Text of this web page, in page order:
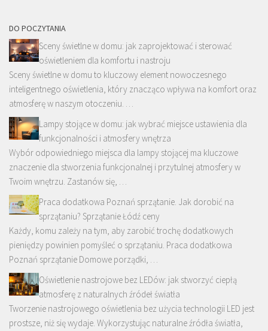
DO POCZYTANIA
Sceny świetlne w domu: jak zaprojektować i sterować
oświetleniem dla komfortu i nastroju
Sceny świetlne w domu to kluczowy element nowoczesnego
inteligentnego oświetlenia, który znacząco wpływa na komfort oraz
atmosferę w naszym otoczeniu. …
Lampy stojące w domu: jak wybrać miejsce ustawienia dla
funkcjonalności i atmosfery wnętrza
Wybór odpowiedniego miejsca dla lampy stojącej ma kluczowe
znaczenie dla stworzenia funkcjonalnej i przytulnej atmosfery w
Twoim wnętrzu. Zastanów się, …
Praca dodatkowa Poznań sprzątanie. Jak dorobić na
sprzątaniu? Sprzątanie Łódź ceny
Każdy, komu zależy na tym, aby zarobić trochę dodatkowych
pieniędzy powinien pomyśleć o sprzątaniu. Praca dodatkowa
Poznań sprzątanie Domowe porządki, …
Oświetlenie nastrojowe bez LEDów: jak stworzyć ciepłą
atmosferę z naturalnych źródeł światła
Tworzenie nastrojowego oświetlenia bez użycia technologii LED jest
prostsze, niż się wydaje. Wykorzystując naturalne źródła światła,